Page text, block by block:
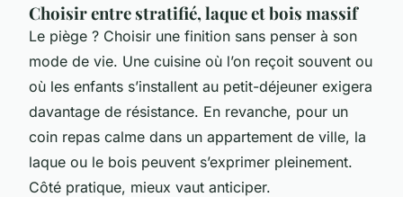
Choisir entre stratifié, laque et bois massif
Le piège ? Choisir une finition sans penser à son
mode de vie. Une cuisine où l’on reçoit souvent ou
où les enfants s’installent au petit-déjeuner exigera
davantage de résistance. En revanche, pour un
coin repas calme dans un appartement de ville, la
laque ou le bois peuvent s’exprimer pleinement.
Côté pratique, mieux vaut anticiper.